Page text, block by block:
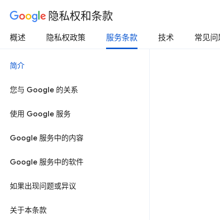
隐私权和条款
概述 隐私权政策 服务条款 技术 常见
简介
您与 Google 的关系
使用 Google 服务
Google 服务中的内容
Google 服务中的软件
如果出现问题或异议
关于本条款